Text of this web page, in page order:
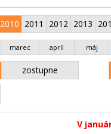
2010 2011 2012 2013
marec apríl máj
zostupne
V